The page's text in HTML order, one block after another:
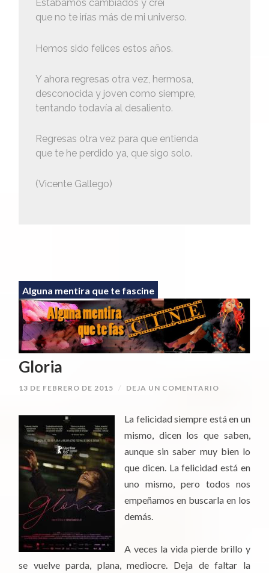
Estábamos cambiados y creí
que no te irías más de mi universo.
Hemos sido felices estos años.
Y ahora regresas otra vez, hermosa,
desconocida y joven como siempre,
tentando todavía al desaliento.
Regresas otra vez para que entienda
que te he perdido ya, que sigo solo.
(Vicente Gallego)
Alguna mentira que te fascine
Gloria
13 DE FEBRERO DE 2015 / DEJA UN COMENTARIO
La felicidad siempre está en un
mismo, dicen los que saben,
aunque sin saber muy bien lo
que dicen. La felicidad está en
uno mismo, pero todos nos
empeñamos en buscarla en los
demás.
A veces la vida pierde brillo y
se vuelve parda, plana, mediocre. Deja de faltar la